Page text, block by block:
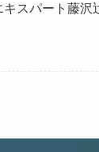
スパート藤沢